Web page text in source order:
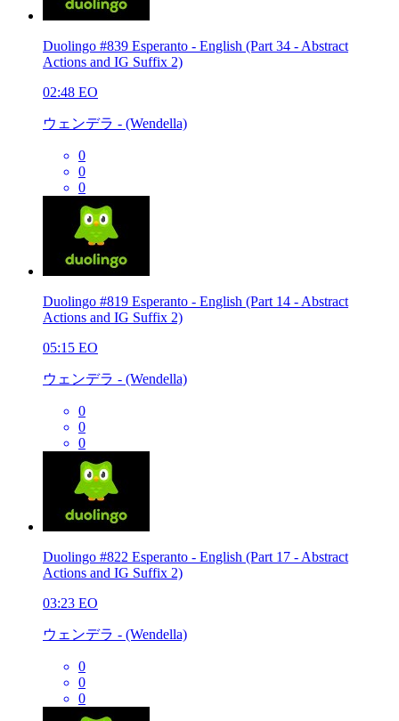
Duolingo #839 Esperanto - English (Part 34 - Abstract
Actions and IG Suffix 2)
02:48 EO
ウェンデラ - (Wendella)
0
0
0
Duolingo #819 Esperanto - English (Part 14 - Abstract
Actions and IG Suffix 2)
05:15 EO
ウェンデラ - (Wendella)
0
0
0
Duolingo #822 Esperanto - English (Part 17 - Abstract
Actions and IG Suffix 2)
03:23 EO
ウェンデラ - (Wendella)
0
0
0